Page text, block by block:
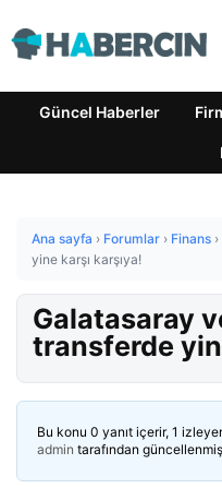
Güncel Haberler
Ana sayfa › Forumlar › Finans ›
yine karşı karşıya!
Galatasaray
transferde
Bu konu 0 yanıt içerir, 1
admin tarafından